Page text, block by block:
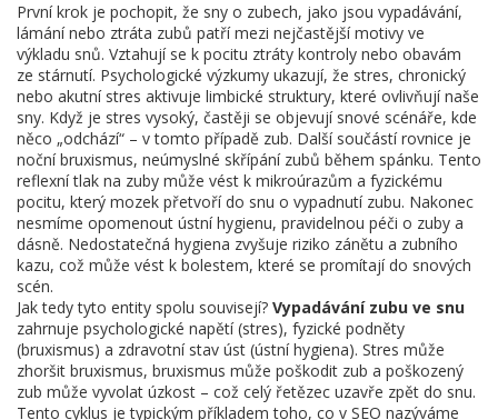
První krok je pochopit, že sny o zubech, jako jsou vypadávání,
lámání nebo ztráta zubů patří mezi nejčastější motivy ve
výkladu snů. Vztahují se k pocitu ztráty kontroly nebo obavám
ze stárnutí. Psychologické výzkumy ukazují, že stres, chronický
nebo akutní stres aktivuje limbické struktury, které ovlivňují naše
sny. Když je stres vysoký, častěji se objevují snové scénáře, kde
něco „odchází“ – v tomto případě zub. Další součástí rovnice je
noční bruxismus, neúmyslné skřípání zubů během spánku. Tento
reflexní tlak na zuby může vést k mikroúrazům a fyzickému
pocitu, který mozek přetvoří do snu o vypadnutí zubu. Nakonec
nesmíme opomenout ústní hygienu, pravidelnou péči o zuby a
dásně. Nedostatečná hygiena zvyšuje riziko zánětu a zubního
kazu, což může vést k bolestem, které se promítají do snových
scén.
Jak tedy tyto entity spolu souvisejí? Vypadávání zubu ve snu
zahrnuje psychologické napětí (stres), fyzické podněty
(bruxismus) a zdravotní stav úst (ústní hygiena). Stres může
zhoršit bruxismus, bruxismus může poškodit zub a poškozený
zub může vyvolat úzkost – což celý řetězec uzavře zpět do snu.
Tento cyklus je typickým příkladem toho, co v SEO nazýváme